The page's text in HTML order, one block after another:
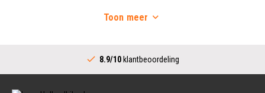
Versnellingshendel (Stads)
Fietswielen
Achternaaf
Stuur
Toon meer
8.9/10 klantbeoordeling